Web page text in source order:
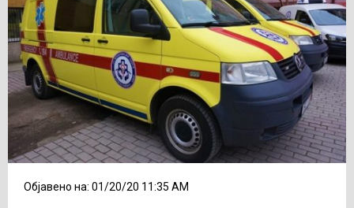
Објавено на: 01/20/20 11:35 AM